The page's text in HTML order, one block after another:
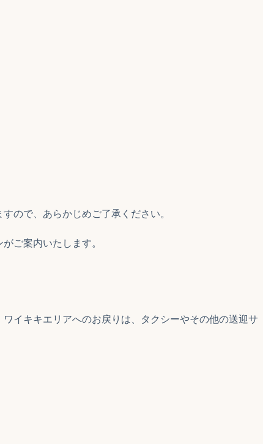
ので、あらかじめご了承ください。
ご案内いたします。
イキキエリアへのお戻りは、タクシーやその他の送迎サ